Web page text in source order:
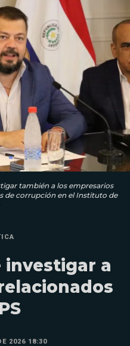
también a los empresarios
de corrupción en el Instituto de
investigar a
2026 18:30